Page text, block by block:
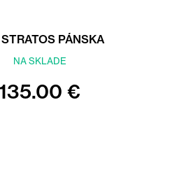
PÁNSKA
NA SKLADE
135.00 €